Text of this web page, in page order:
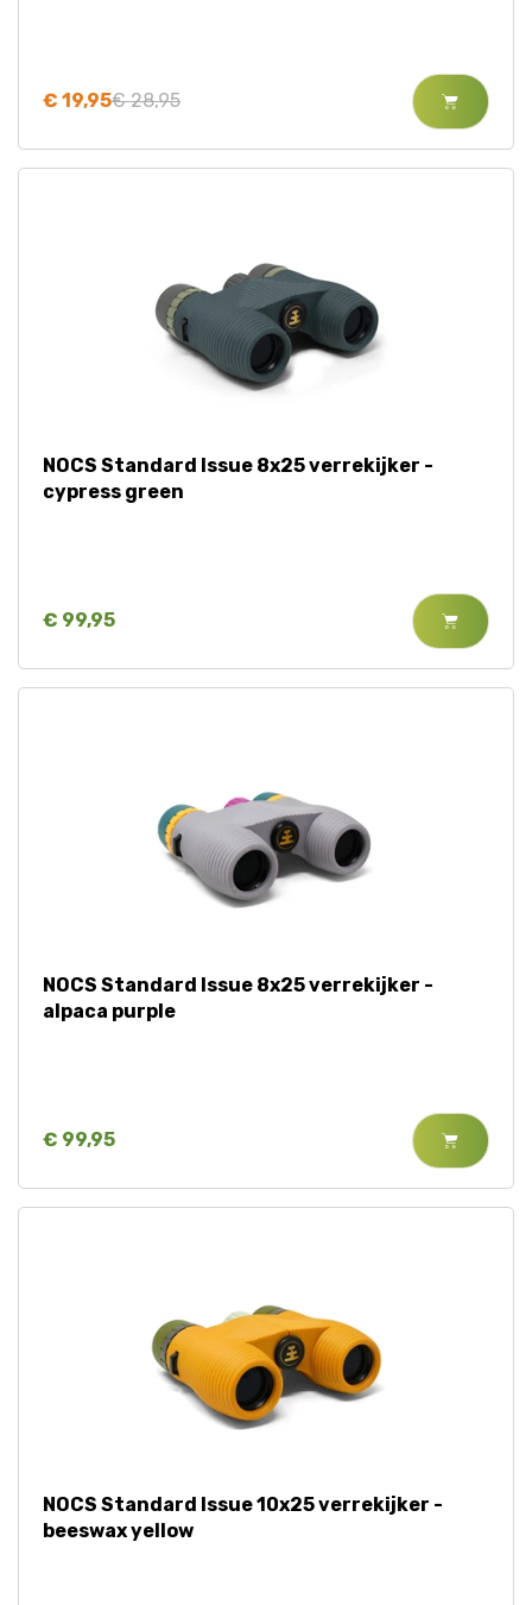
€ 19,95€ 28,95
NOCS Standard Issue 8x25 verrekijker -
cypress green
€ 99,95
NOCS Standard Issue 8x25 verrekijker -
alpaca purple
€ 99,95
NOCS Standard Issue 10x25 verrekijker -
beeswax yellow